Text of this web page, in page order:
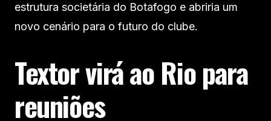
estrutura societária do Botafogo e abriria um
novo cenário para o futuro do clube.
Textor virá ao Rio para
reuniões